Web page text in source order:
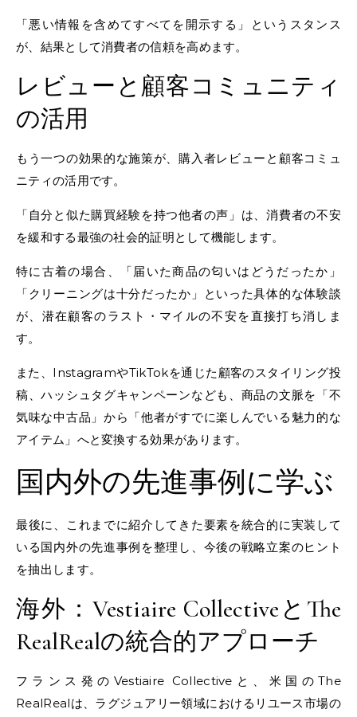
「悪い情報を含めてすべてを開示する」というスタンス
が、結果として消費者の信頼を高めます。
レビューと顧客コミュニティ
の活用
もう一つの効果的な施策が、購入者レビューと顧客コミュ
ニティの活用です。
「自分と似た購買経験を持つ他者の声」は、消費者の不安
を緩和する最強の社会的証明として機能します。
特に古着の場合、「届いた商品の匂いはどうだったか」
「クリーニングは十分だったか」といった具体的な体験談
が、潜在顧客のラスト・マイルの不安を直接打ち消しま
す。
また、InstagramやTikTokを通じた顧客のスタイリング投
稿、ハッシュタグキャンペーンなども、商品の文脈を「不
気味な中古品」から「他者がすでに楽しんでいる魅力的な
アイテム」へと変換する効果があります。
国内外の先進事例に学ぶ
最後に、これまでに紹介してきた要素を統合的に実装して
いる国内外の先進事例を整理し、今後の戦略立案のヒント
を抽出します。
海外：Vestiaire CollectiveとThe
RealRealの統合的アプローチ
フランス発のVestiaire Collectiveと、米国のThe
RealRealは、ラグジュアリー領域におけるリユース市場の